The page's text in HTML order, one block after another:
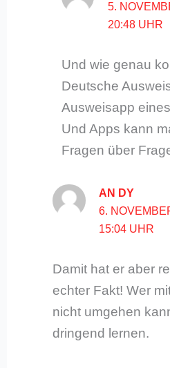
5.
20:48 UHR
Und wie genau
Deutsche
Ausweisapp
Und Apps kann
Fragen über
AN DY
6.
15:04 UHR
Damit hat er aber
echter Fakt! Wer
nicht umgehen
dringend lernen.